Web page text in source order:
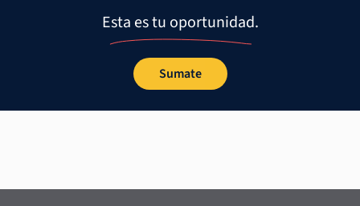
Esta es tu oportunidad.
Sumate